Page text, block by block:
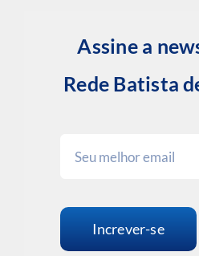
Assine a
Rede Batista
Increver-se